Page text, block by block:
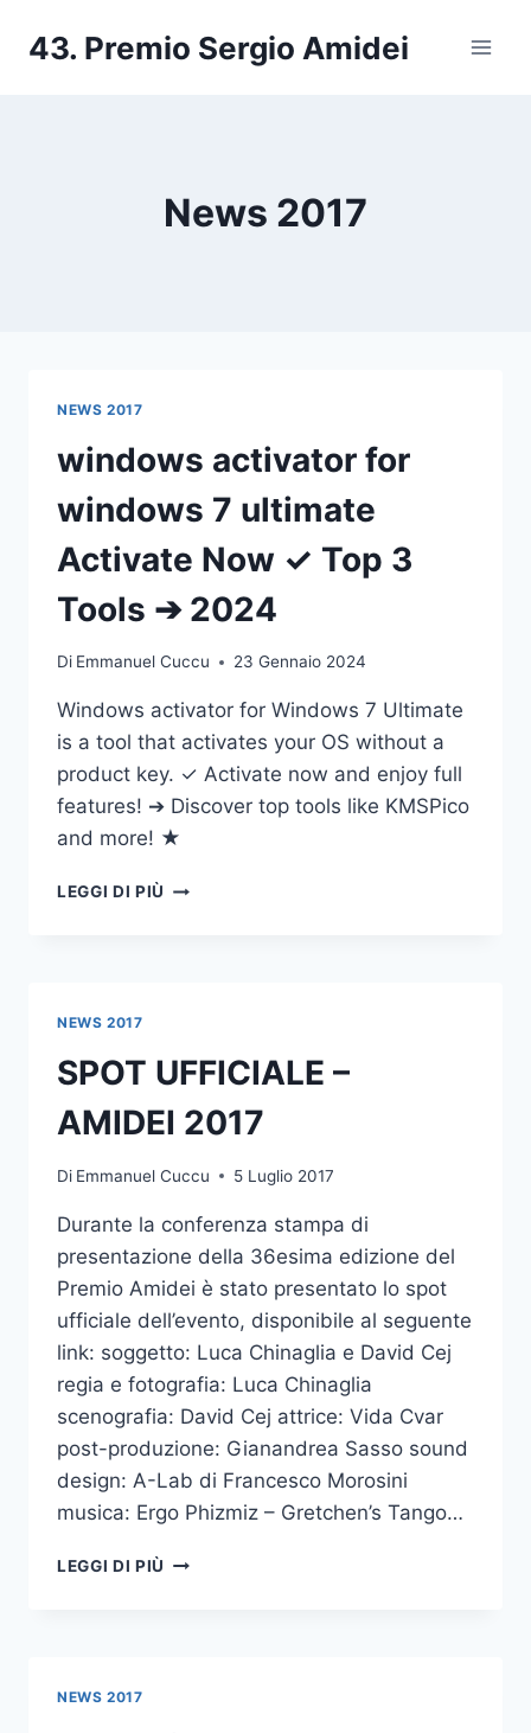
43. Premio Sergio Amidei
News 2017
NEWS 2017
windows activator for
windows 7 ultimate
Activate Now ✓ Top 3
Tools ➔ 2024
Di Emmanuel Cuccu 23 Gennaio 2024
Windows activator for Windows 7 Ultimate
is a tool that activates your OS without a
product key. ✓ Activate now and enjoy full
features! ➔ Discover top tools like KMSPico
and more! ★
LEGGI DI PIÙ WINDOWS
NOW
✓
TOP
3
➔
NEWS 2017
SPOT UFFICIALE –
AMIDEI 2017
Di Emmanuel Cuccu 5 Luglio 2017
Durante la conferenza stampa di
presentazione della 36esima edizione del
Premio Amidei è stato presentato lo spot
ufficiale dell’evento, disponibile al seguente
link: soggetto: Luca Chinaglia e David Cej
regia e fotografia: Luca Chinaglia
scenografia: David Cej attrice: Vida Cvar
post-produzione: Gianandrea Sasso sound
design: A-Lab di Francesco Morosini
musica: Ergo Phizmiz – Gretchen’s Tango…
LEGGI DI PIÙ SPOT
NEWS 2017